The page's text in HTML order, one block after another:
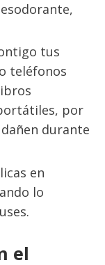
tus
teléfonos
por
durante
en
lo
el